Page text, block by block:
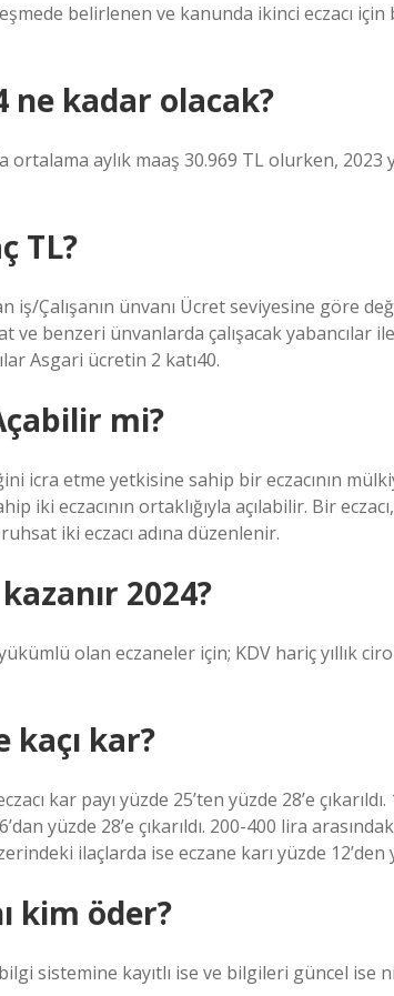
belirlenen ve kanunda ikinci eczacı
ne kadar olacak?
ortalama aylık maaş 30.969 TL olurken,
TL?
iş/Çalışanın ünvanı Ücret seviyesine göre
benzeri ünvanlarda çalışacak yabancılar
Asgari ücretin 2 katı40.
mi?
icra etme yetkisine sahip bir eczacının
iki eczacının ortaklığıyla açılabilir. Bir
iki eczacı adına düzenlenir.
2024?
yükümlü olan eczaneler için; KDV hariç yıllık
kaçı kar?
kar payı yüzde 25’ten yüzde 28’e
yüzde 28’e çıkarıldı. 200-400 lira
ilaçlarda ise eczane karı yüzde 12’den
kim öder?
bilgi sistemine kayıtlı ise ve bilgileri güncel